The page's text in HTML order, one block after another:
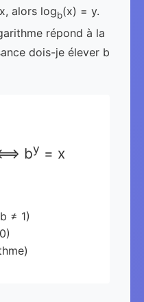
alors logb(x) = y.
répond à la
dois-je élever b
⟺ by = x
≠ 1)